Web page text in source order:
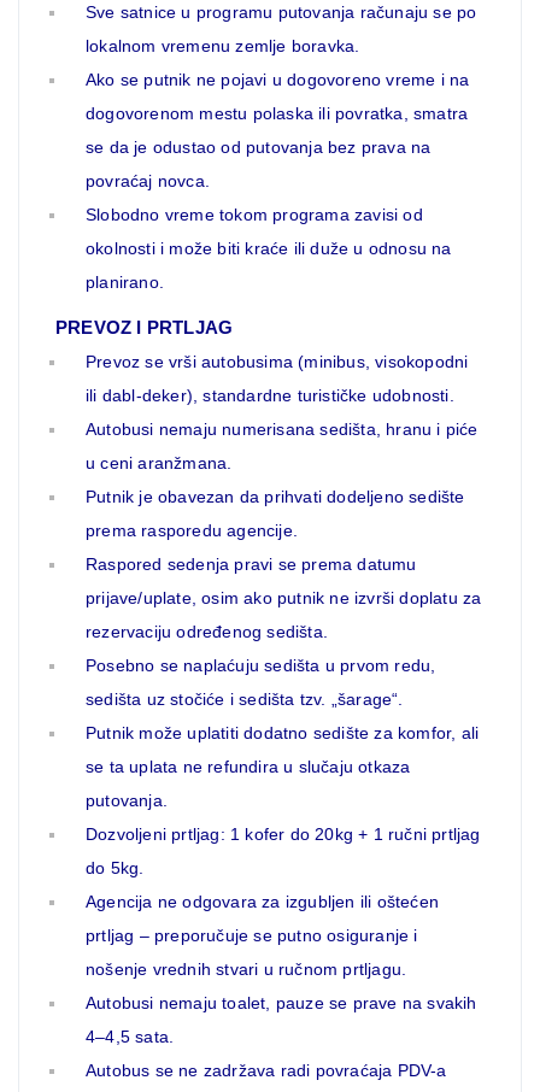
Sve satnice u programu putovanja računaju se po
lokalnom vremenu zemlje boravka.
Ako se putnik ne pojavi u dogovoreno vreme i na
dogovorenom mestu polaska ili povratka, smatra
se da je odustao od putovanja bez prava na
povraćaj novca.
Slobodno vreme tokom programa zavisi od
okolnosti i može biti kraće ili duže u odnosu na
planirano.
PREVOZ I PRTLJAG
Prevoz se vrši autobusima (minibus, visokopodni
ili dabl-deker), standardne turističke udobnosti.
Autobusi nemaju numerisana sedišta, hranu i piće
u ceni aranžmana.
Putnik je obavezan da prihvati dodeljeno sedište
prema rasporedu agencije.
Raspored sedenja pravi se prema datumu
prijave/uplate, osim ako putnik ne izvrši doplatu za
rezervaciju određenog sedišta.
Posebno se naplaćuju sedišta u prvom redu,
sedišta uz stočiće i sedišta tzv. „šarage“.
Putnik može uplatiti dodatno sedište za komfor, ali
se ta uplata ne refundira u slučaju otkaza
putovanja.
Dozvoljeni prtljag: 1 kofer do 20kg + 1 ručni prtljag
do 5kg.
Agencija ne odgovara za izgubljen ili oštećen
prtljag – preporučuje se putno osiguranje i
nošenje vrednih stvari u ručnom prtljagu.
Autobusi nemaju toalet, pauze se prave na svakih
4–4,5 sata.
Autobus se ne zadržava radi povraćaja PDV-a